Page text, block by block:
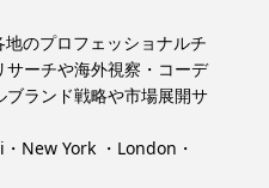
のプロフェッショナルチ
ーチや海外視察・コーデ
ブランド戦略や市場展開サ
New York ・London・